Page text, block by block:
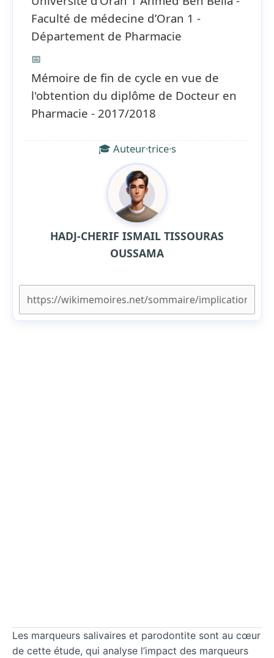
Faculté de médecine d’Oran 1 -
Département de Pharmacie
📅
Mémoire de fin de cycle en vue de
l'obtention du diplôme de Docteur en
Pharmacie - 2017/2018
🎓 Auteur·trice·s
HADJ-CHERIF ISMAIL TISSOURAS
OUSSAMA
Les marqueurs salivaires et parodontite sont au cœur
de cette étude, qui analyse l’impact des marqueurs